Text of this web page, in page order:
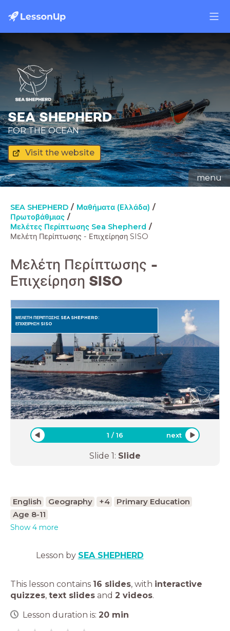
SEA SHEPHERD
FOR THE OCEAN
Visit the website
menu
SEA SHEPHERD
Μαθήματα (Ελλάδα)
Πρωτοβάθμιας
Μελέτες Περίπτωσης Sea Shepherd
Μελέτη Περίπτωσης - Επιχείρηση SISO
Μελέτη Περίπτωσης -
Επιχείρηση SISO
ΜΕΛΕΤΗ ΠΕΡΙΠΤΩΣΗΣ SEA SHEPHERD:
ΕΠΙΧΕΙΡΗΣΗ SISO
1 /16 next
Slide 1: Slide
English Geography +4
Primary Education
Age 8-11
Show 4 more
Lesson by SEA SHEPHERD
This lesson contains 16 slides, with interactive
quizzes, text slides and 2 videos.
Lesson duration is: 20 min